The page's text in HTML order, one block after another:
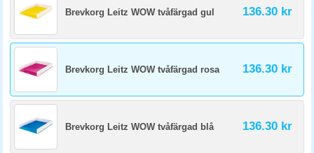
Brevkorg Leitz WOW tvåfärgad gul 136.30 kr
Brevkorg Leitz WOW tvåfärgad rosa 136.30 kr
Brevkorg Leitz WOW tvåfärgad blå 136.30 kr